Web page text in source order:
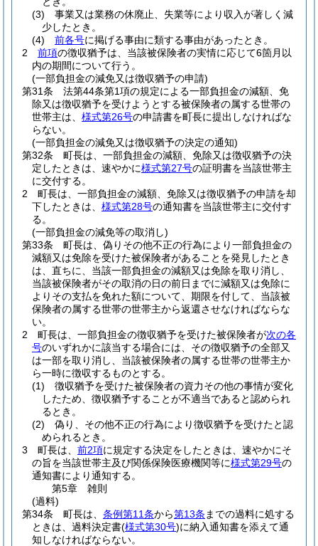
(3)
事業又は業務の休廃止、失業等により収入が著しく減
少したとき。
(4)
前各号に掲げる事由に類する事由があったとき。
2
前項の徴収猶予は、当該被保険者の実情に応じて6箇月以
内の期間について行う。
(一部負担金の減免又は徴収猶予の申請)
第31条
法第44条第1項の規定による一部負担金の減額、免
除又は徴収猶予を受けようとする被保険者の属する世帯の
世帯主は、 様式第26号の申請書を町長に提出しなければな
らない。
(一部負担金の減免又は徴収猶予の決定の通知)
第32条
町長は、一部負担金の減額、免除又は徴収猶予の決
定したときは、速やかに様式第27号の証明書を当該世帯主
に交付する。
2
町長は、一部負担金の減額、免除又は徴収猶予の申請を却
下したときは、 様式第28号の通知書を当該世帯主に交付す
る。
(一部負担金の減免等の取消し)
第33条
町長は、偽りその他不正の行為により一部負担金の
減額又は免除を受けた被保険者があることを発見したとき
は、直ちに、当該一部負担金の減額又は免除を取り消し、
当該被保険者がその取消の日の前日までに減額又は免除に
よりその支払を免れた額について、期限を付して、当該被
保険者の属する世帯の世帯主から返還させなければならな
い。
2
町長は、一部負担金の徴収猶予を受けた被保険者が次の各
号のいずれかに該当する場合には、その徴収猶予の全部又
は一部を取り消し、当該被保険者の属する世帯の世帯主か
ら一時に徴収するものとする。
(1)
徴収猶予を受けた被保険者の資力その他の事情が変化
したため、徴収猶予することが不適当であると認められ
るとき。
(2)
偽り、その他不正の行為により徴収猶予を受けたと認
められるとき。
3
町長は、 前2項に規定する決定をしたときは、速やかにそ
の旨を当該世帯主及び関係保険医療機関等に様式第29号の
通知書により通知する。
第5章
雑則
(過料)
第34条
町長は、 条例第11条から第13条 までの過料に処する
ときは、過料決定書(様式第30号)に納入通知書を添えて通
知しなければならない。